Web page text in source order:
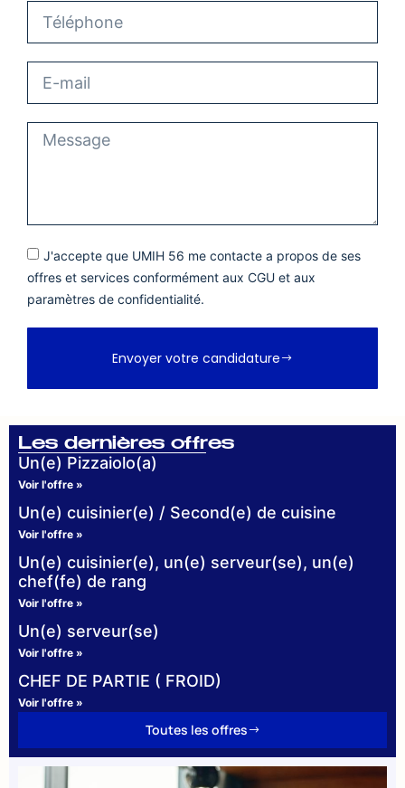
Les dernières offres
Un(e) Pizzaiolo(a)
Voir l'offre »
Un(e) cuisinier(e) / Second(e) de cuisine
Voir l'offre »
Un(e) cuisinier(e), un(e) serveur(se), un(e)
chef(fe) de rang
Voir l'offre »
Un(e) serveur(se)
Voir l'offre »
CHEF DE PARTIE ( FROID)
Voir l'offre »
Toutes les offres
J'accepte que UMIH 56 me contacte a propos de ses
offres et services conformément aux CGU et aux
paramètres de confidentialité.
Envoyer votre candidature